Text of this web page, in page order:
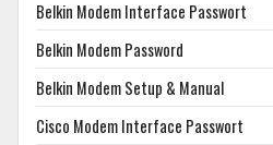
Belkin Modem Interface Passwort
Belkin Modem Password
Belkin Modem Setup & Manual
Cisco Modem Interface Passwort